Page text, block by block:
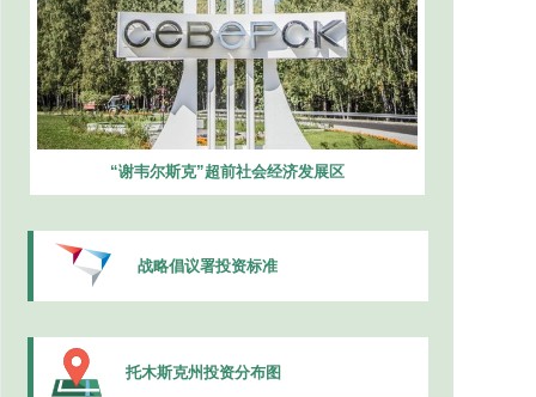
“谢韦尔斯克”超前社会经济发展区
战略倡议署投资标准
托木斯克州投资分布图